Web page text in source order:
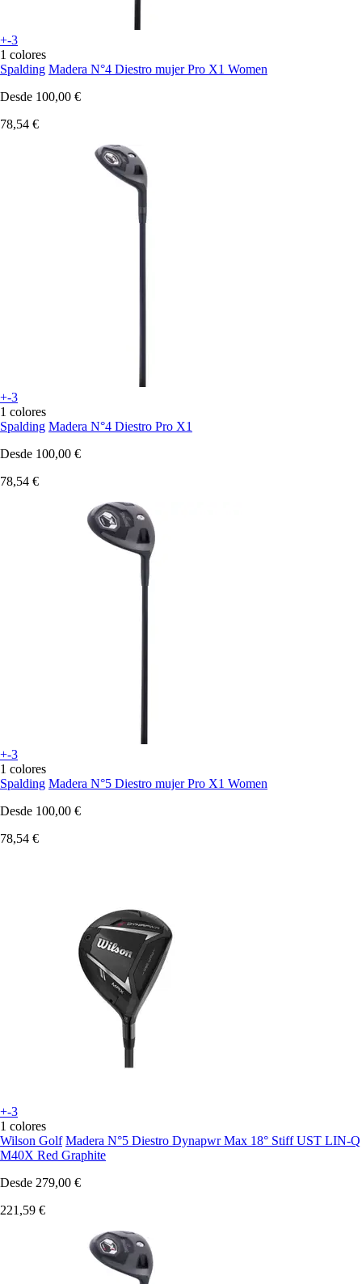
+-3
1 colores
Spalding Madera N°4 Diestro mujer Pro X1 Women
Desde 100,00 €
78,54 €
+-3
1 colores
Spalding Madera N°4 Diestro Pro X1
Desde 100,00 €
78,54 €
+-3
1 colores
Spalding Madera N°5 Diestro mujer Pro X1 Women
Desde 100,00 €
78,54 €
+-3
1 colores
Wilson Golf Madera N°5 Diestro Dynapwr Max 18° Stiff UST LIN-Q
M40X Red Graphite
Desde 279,00 €
221,59 €